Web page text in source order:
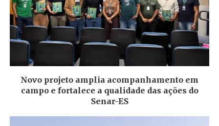
Novo projeto amplia acompanhamento em
campo e fortalece a qualidade das ações do
Senar-ES